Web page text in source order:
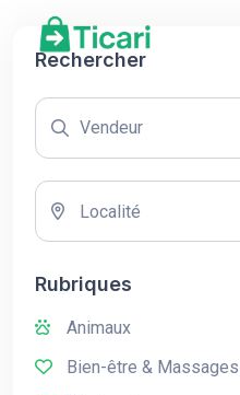
Rechercher
Localité
Rubriques
Animaux
Bien-être & Massages